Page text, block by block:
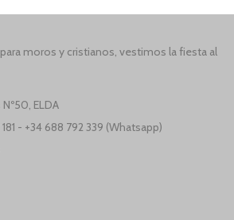
moros y cristianos, vestimos la fiesta al
ELDA
- +34 688 792 339 (Whatsapp)